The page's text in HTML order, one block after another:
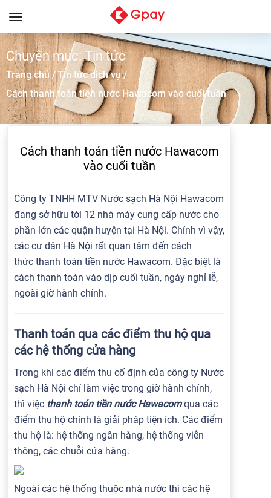
Toggle
Chuyên mục: Tin tức
Trang chủ /Tin tức dịch vụ /
Cách thanh toán tiền nước Hawacom vào cuối tuần
Cách thanh toán tiền nước Hawacom
vào cuối tuần
Công ty TNHH MTV Nước sạch Hà Nội Hawacom
đang sở hữu tới 12 nhà máy cung cấp nước cho
phần lớn các quận huyện tại Hà Nội. Chính vì vậy,
các cư dân Hà Nội rất quan tâm đến cách
thức thanh toán tiền nước Hawacom. Đặc biệt là
cách thanh toán vào dịp cuối tuần, ngày nghỉ lễ,
ngoài giờ hành chính.
Thanh toán qua các điểm thu hộ qua
các hệ thống cửa hàng
Trong khi các điểm thu cố định của công ty Nước
sạch Hà Nội chỉ làm việc trong giờ hành chính,
thì việc thanh toán tiền nước Hawacomqua các
điểm thu hộ chính là giải pháp tiện ích. Các điểm
thu hộ là: hệ thống ngân hàng, hệ thống viễn
thông, các chuỗi cửa hàng.
Ngoài các hệ thống thuộc nhà nước thì các hệ